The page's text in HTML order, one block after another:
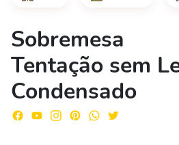
Sobremesa
Tentação sem
Condensado
No liquidificador,